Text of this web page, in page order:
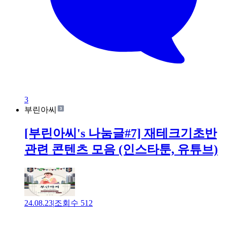
3
부린아씨
[부린아씨's 나눔글#7] 재테크기초반
관련 콘텐츠 모음 (인스타툰, 유튜브)
24.08.23|조회수 512